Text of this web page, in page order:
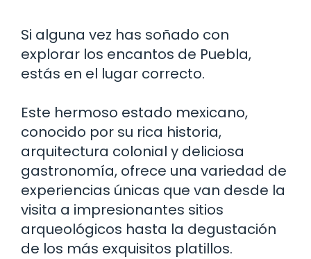
Si alguna vez has soñado con
explorar los encantos de Puebla,
estás en el lugar correcto.
Este hermoso estado mexicano,
conocido por su rica historia,
arquitectura colonial y deliciosa
gastronomía, ofrece una variedad de
experiencias únicas que van desde la
visita a impresionantes sitios
arqueológicos hasta la degustación
de los más exquisitos platillos.